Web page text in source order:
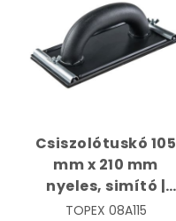
Csiszolótuskó 105
mm x 210 mm
nyeles, simító |
TOPEX 08A115
TOPEX 08A115